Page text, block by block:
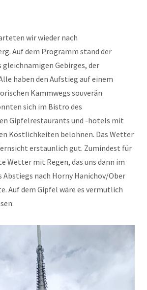
wir wieder nach
Auf dem Programm stand der
gleichnamigen Gebirges, der
haben den Aufstieg auf einem
Kammwegs souverän
sich im Bistro des
Gipfelrestaurants und -hotels mit
Köstlichkeiten belohnen. Das Wetter
erstaunlich gut. Zumindest für
Wetter mit Regen, das uns dann im
nach Horny Hanichov/Ober
Auf dem Gipfel wäre es vermutlich